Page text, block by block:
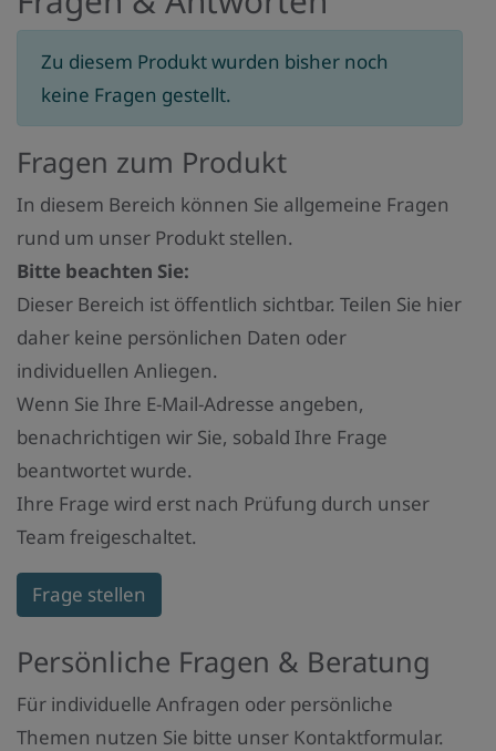
Zu diesem Produkt wurden bisher noch
keine Fragen gestellt.
Fragen zum Produkt
In diesem Bereich können Sie allgemeine Fragen
rund um unser Produkt stellen.
Bitte beachten Sie:
Dieser Bereich ist öffentlich sichtbar. Teilen Sie hier
daher keine persönlichen Daten oder
individuellen Anliegen.
Wenn Sie Ihre E-Mail-Adresse angeben,
benachrichtigen wir Sie, sobald Ihre Frage
beantwortet wurde.
Ihre Frage wird erst nach Prüfung durch unser
Team freigeschaltet.
Frage stellen
Persönliche Fragen & Beratung
Für individuelle Anfragen oder persönliche
Themen nutzen Sie bitte unser Kontaktformular.